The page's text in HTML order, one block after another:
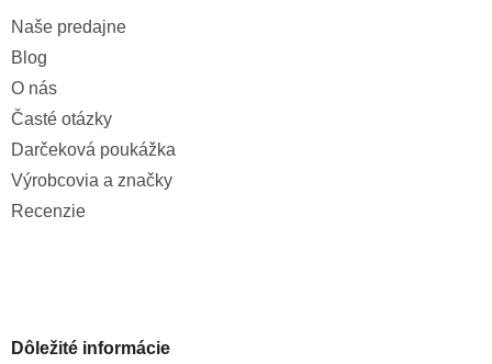
Naše predajne
Blog
O nás
Časté otázky
Darčeková poukážka
Výrobcovia a značky
Recenzie
Dôležité informácie